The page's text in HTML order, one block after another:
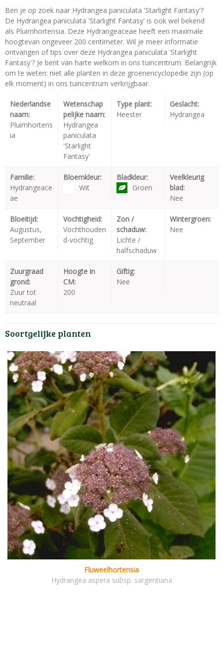
Ben je op zoek naar Hydrangea paniculata 'Starlight Fantasy'?
De Hydrangea paniculata 'Starlight Fantasy' is ook wel bekend
als Pluimhortensia. Deze Hydrangeaceae heeft een maximale
hoogtevan ongeveer 200 centimeter. Wil je meer informatie
ontvangen of tips over deze Hydrangea paniculata 'Starlight
Fantasy'? Je bent van harte welkom in ons tuincentrum. Belangrijk
om te weten: niet alle planten in deze groenencyclopedie zijn (op
elk moment) in ons tuincentrum verkrijgbaar.
Nederlandse
naam:
Pluimhortens
ia
Wetenschap
pelijke naam:
Hydrangea
paniculata
'Starlight
Fantasy'
Type plant:
Heester
Geslacht:
Hydrangea
Familie:
Hydrangeace
ae
Bloemkleur:
Wit
Bladkleur:
Groen
Veelkleurig
blad:
Nee
Bloeitijd:
Augustus,
September
Vochtigheid:
Vochthouden
d-vochtig
Zon /
schaduw:
Lichte /
halfschaduw
Wintergroen:
Nee
Zuurgraad
grond:
Zuur tot
neutraal
Hoogte in
CM:
200
Giftig:
Nee
Soortgelijke planten
Fluweelhortensia
Hydrangea aspera subsp. sargentiana